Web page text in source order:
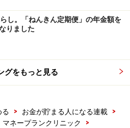
し。「ねんきん定期便」の年金額を
りました
グをもっと見る
る > お金が貯まる人になる連載
>
ネープランクリニック
>